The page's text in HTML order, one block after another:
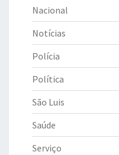
Nacional
Notícias
Polícia
Política
São Luis
Saúde
Serviço